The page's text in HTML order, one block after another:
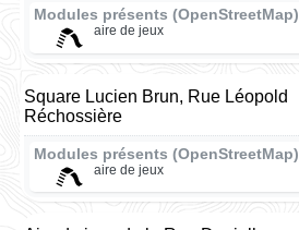
Modules présents (OpenStreetMap)
aire de jeux
Square Lucien Brun, Rue Léopold
Réchossière
Modules présents (OpenStreetMap)
aire de jeux